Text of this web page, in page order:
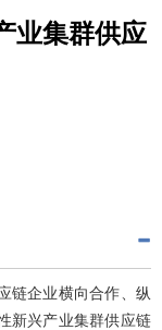
业集群供应
链企业横向合作、纵
新兴产业集群供应链